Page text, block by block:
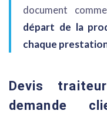
document
départ de la
chaque
Devis
demande